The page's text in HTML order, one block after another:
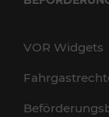
VOR Widgets